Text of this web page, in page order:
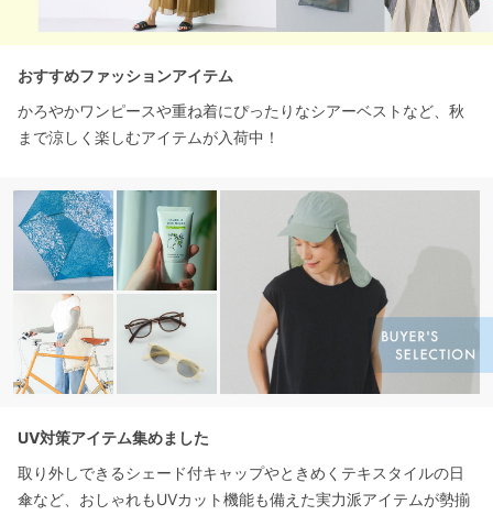
おすすめファッションアイテム
かろやかワンピースや重ね着にぴったりなシアーベストなど、秋
まで涼しく楽しむアイテムが入荷中！
UV対策アイテム集めました
取り外しできるシェード付キャップやときめくテキスタイルの日
傘など、おしゃれもUVカット機能も備えた実力派アイテムが勢揃